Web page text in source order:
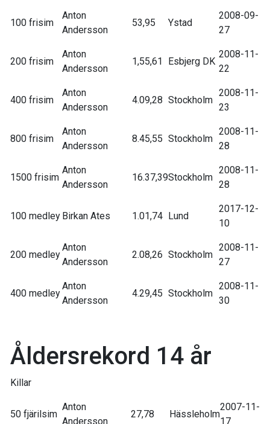
100 frisim
Anton
Andersson
53,95 Ystad
2008-09-
27
200 frisim
Anton
Andersson
1,55,61 Esbjerg DK
2008-11-
22
400 frisim
Anton
Andersson
4.09,28 Stockholm
2008-11-
23
800 frisim
Anton
Andersson
8.45,55 Stockholm
2008-11-
28
1500 frisim
Anton
Andersson
16.37,39Stockholm
2008-11-
28
100 medley Birkan Ates 1.01,74 Lund
2017-12-
10
200 medley
Anton
Andersson
2.08,26 Stockholm
2008-11-
27
400 medley
Anton
Andersson
4.29,45 Stockholm
2008-11-
30
Åldersrekord 14 år
Killar
50 fjärilsim
Anton
Andersson
27,78 Hässleholm
2007-11-
17